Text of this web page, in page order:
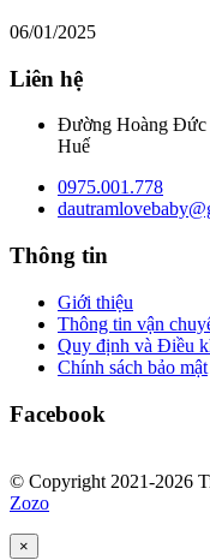
06/01/2025
Liên hệ
Đường Hoàng Đức
Huế
0975.001.778
Thông tin
Giới thiệu
Thông tin vận
Quy định và Điều
Chính sách bảo mật
Facebook
© Copyright 2021-2026
Zozo
×